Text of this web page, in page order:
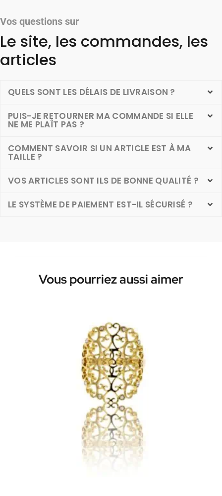
Vos questions sur
Le site, les commandes, les
articles
QUELS SONT LES DÉLAIS DE LIVRAISON ?
PUIS-JE RETOURNER MA COMMANDE SI ELLE
NE ME PLAÎT PAS ?
COMMENT SAVOIR SI UN ARTICLE EST À MA
TAILLE ?
VOS ARTICLES SONT ILS DE BONNE QUALITÉ ?
LE SYSTÈME DE PAIEMENT EST-IL SÉCURISÉ ?
Vous pourriez aussi aimer